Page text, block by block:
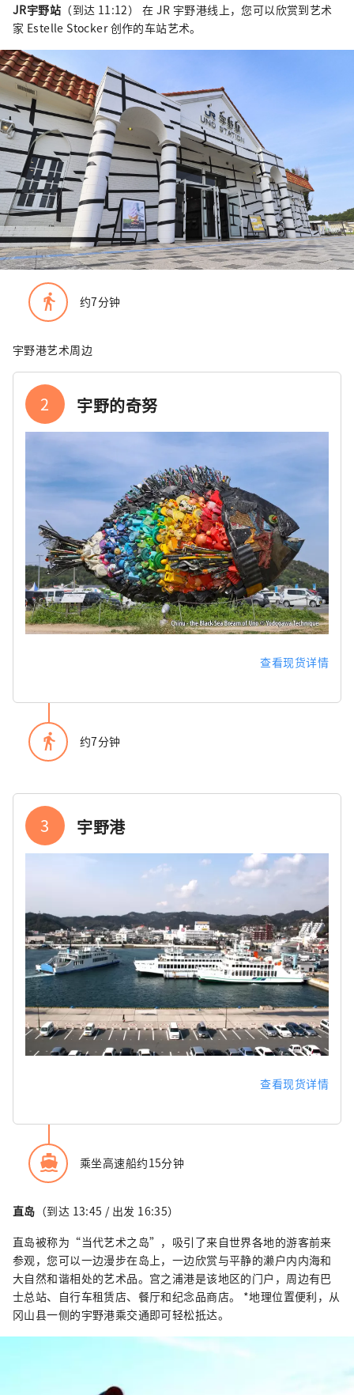
JR宇野站 （到达 11:12） 在 JR 宇野港线上，您可以欣赏到艺术
家 Estelle Stocker 创作的车站艺术。
directions_walk 约7分钟
宇野港艺术周边
2 宇野的奇努
查看现货详情
directions_walk 约7分钟
3 宇野港
查看现货详情
directions_boat 乘坐高速船约15分钟
直岛 （到达 13:45 / 出发 16:35）
直岛被称为“当代艺术之岛”，吸引了来自世界各地的游客前来
参观，您可以一边漫步在岛上，一边欣赏与平静的濑户内内海和
大自然和谐相处的艺术品。宫之浦港是该地区的门户，周边有巴
士总站、自行车租赁店、餐厅和纪念品商店。 *地理位置便利，从
冈山县一侧的宇野港乘交通即可轻松抵达。